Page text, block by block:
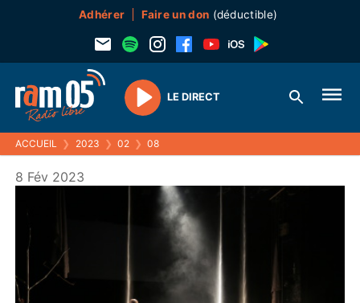
Adhérer Faire un don (déductible)
Play
LE DIRECT
ACCUEIL ❯ 2023 ❯ 02 ❯ 08
8 Fév 2023